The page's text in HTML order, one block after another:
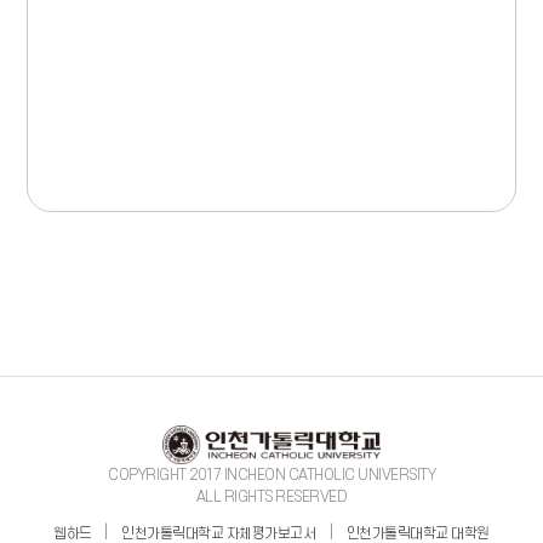
COPYRIGHT 2017 INCHEON CATHOLIC UNIVERSITY
ALL RIGHTS RESERVED
웹하드 인천가톨릭대학교 자체평가보고서 인천가톨릭대학교 대학원